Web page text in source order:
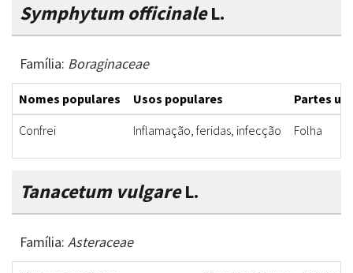
Symphytum officinaleL.
Família: Boraginaceae
Nomes populares Usos populares
Partes
Confrei
Inflamação, feridas, infecção Folha
Tanacetum vulgareL.
Família: Asteraceae